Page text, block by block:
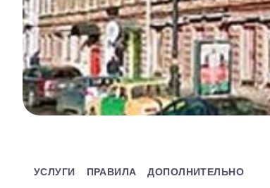
УСЛУГИ ПРАВИЛА ДОПОЛНИТЕЛЬНО